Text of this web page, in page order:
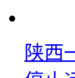
陕西